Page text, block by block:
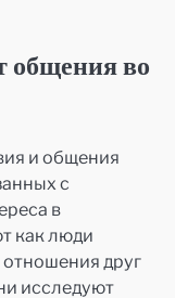
общения во
и общения
с
в
как люди
друг
исследуют